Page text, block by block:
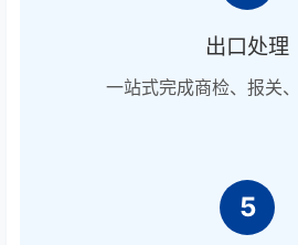
出口处理
一站式完成商检、报关
5